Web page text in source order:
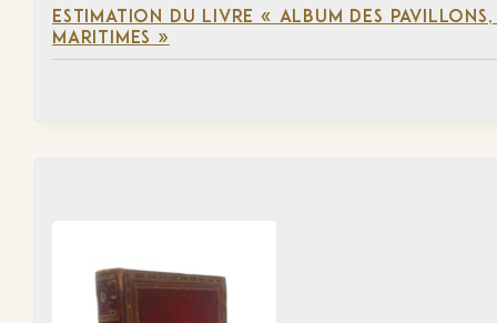
ESTIMATION DU LIVRE « ALBUM DES
MARITIMES »